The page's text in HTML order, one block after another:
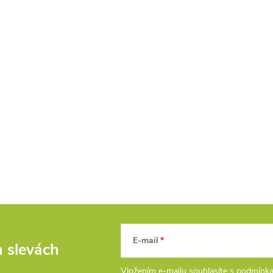
slevách E-mail
Vložením e-mailu souhlasíte s